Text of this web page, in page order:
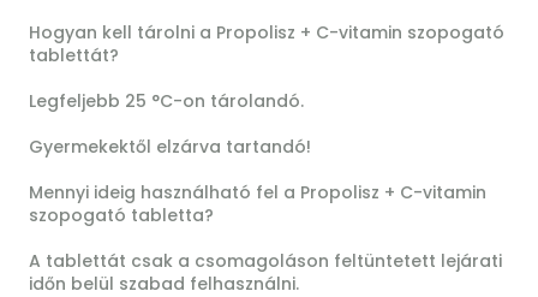
Hogyan kell tárolni a Propolisz + C-vitamin szopogató
tablettát?
Legfeljebb 25 °C-on tárolandó.
Gyermekektől elzárva tartandó!
Mennyi ideig használható fel a Propolisz + C-vitamin
szopogató tabletta?
A tablettát csak a csomagoláson feltüntetett lejárati
időn belül szabad felhasználni.